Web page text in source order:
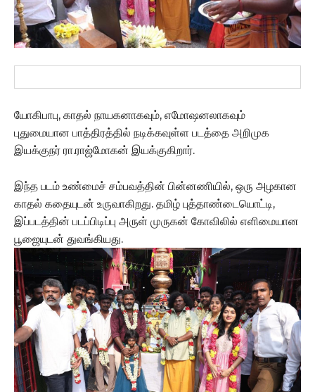
யோகிபாபு, காதல் நாயகனாகவும், எமோஷனலாகவும்
புதுமையான பாத்திரத்தில் நடிக்கவுள்ள படத்தை அறிமுக
இயக்குநர் ரா.ராஜ்மோகன் இயக்குகிறார்.
இந்த படம் உண்மைச் சம்பவத்தின் பின்னணியில், ஒரு அழகான
காதல் கதையுடன் உருவாகிறது. தமிழ் புத்தாண்டையொட்டி,
இப்படத்தின் படப்பிடிப்பு அருள் முருகன் கோவிலில் எளிமையான
பூஜையுடன் துவங்கியது.